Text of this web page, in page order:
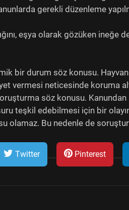
gerekli düzenleme
eşya olarak gözüken ineğe
bir durum söz konusu.
vermesi neticesinde koruma
söz konusu.
teşkil edebilmesi için bir
olamaz. Bu nedenle de
Twitter Pinterest